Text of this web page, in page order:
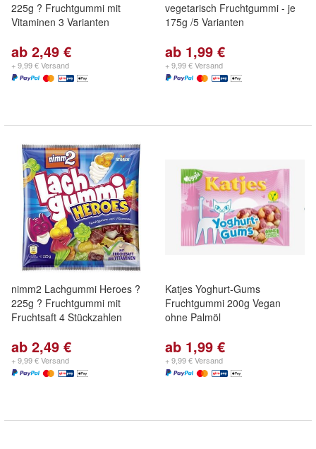
225g ? Fruchtgummi mit
Vitaminen 3 Varianten
ab 2,49 €
+ 9,99 € Versand
vegetarisch Fruchtgummi - je
175g /5 Varianten
ab 1,99 €
+ 9,99 € Versand
nimm2 Lachgummi Heroes ?
225g ? Fruchtgummi mit
Fruchtsaft 4 Stückzahlen
ab 2,49 €
+ 9,99 € Versand
Katjes Yoghurt-Gums
Fruchtgummi 200g Vegan
ohne Palmöl
ab 1,99 €
+ 9,99 € Versand